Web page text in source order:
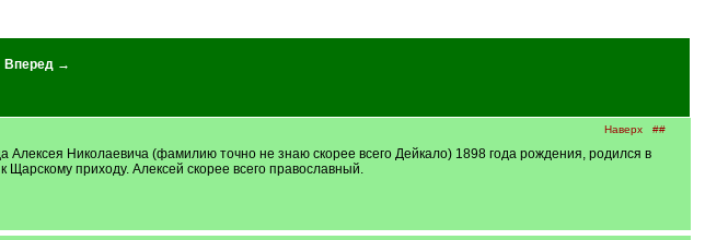
Вперед →
Наверх ##
Николаевича (фамилию точно не знаю скорее всего Дейкало) 1898 года рождения, родился в
приходу. Алексей скорее всего православный.